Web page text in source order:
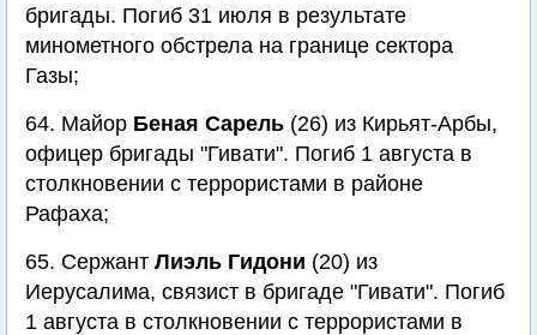
бригады. Погиб 31 июля в результате
минометного обстрела на границе сектора
Газы;
64. Майор Беная Сарель (26) из Кирьят-Арбы,
офицер бригады "Гивати". Погиб 1 августа в
столкновении с террористами в районе
Рафаха;
65. Сержант Лиэль Гидони (20) из
Иерусалима, связист в бригаде "Гивати". Погиб
1 августа в столкновении с террористами в